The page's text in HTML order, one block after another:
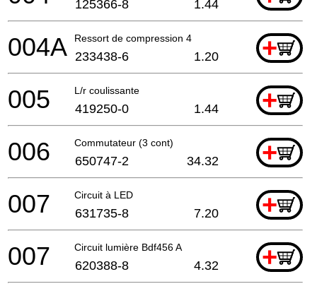
125366-8 1.44
Ressort de compression 4 +
004A 233438-6 1.20
L/r coulissante +
005 419250-0 1.44
Commutateur (3 cont) +
006 650747-2 34.32
Circuit à LED +
007 631735-8 7.20
Circuit lumière Bdf456 A +
007 620388-8 4.32